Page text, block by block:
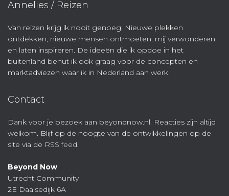
Annelies / Reizen
Van reizen krijg ik nooit genoeg. Nieuwe plekken
ontdekken, nieuwe mensen ontmoeten, mij verwonderen
en laten inspireren. De ideeën die ik opdoe in het
buitenland benut ik ook graag voor de concepten en
marktadviezen waar ik in Nederland aan werk.
Contact
Dank voor je bezoek aan beyondnow.nl. Reacties zijn altijd
welkom. Blijf op de hoogte van de ontwikkelingen op de
site via de RSS feed.
Beyond Now
Utrecht Community
2E Daalsedijk 6A